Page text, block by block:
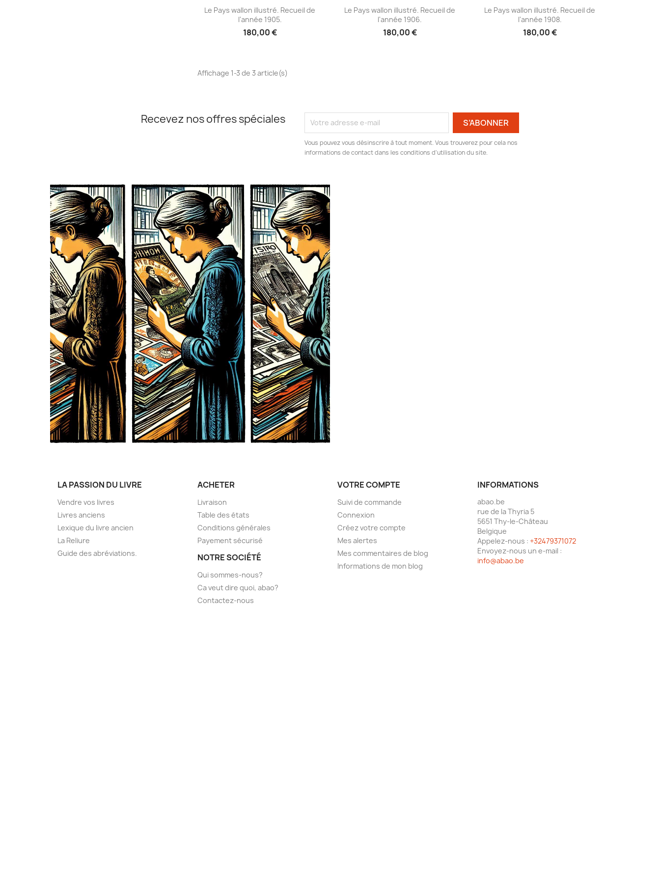
Aperçu rapide
Le Pays wallon illustré. Recueil de
l'année 1905.
180,00 €
Aperçu rapide
Le Pays wallon illustré. Recueil de
l'année 1906.
180,00 €
Aperçu rapide
Le Pays wallon illustré. Recueil de
l'année 1908.
180,00 €
Affichage 1-3 de 3 article(s)
Recevez nos offres spéciales
Vous pouvez vous désinscrire à tout moment. Vous trouverez pour cela nos
informations de contact dans les conditions d'utilisation du site.
LA PASSION DU LIVRE
Vendre vos livres
Livres anciens
Lexique du livre ancien
La Reliure
Guide des abréviations.
ACHETER
Livraison
Table des états
Conditions générales
Payement sécurisé
NOTRE SOCIÉTÉ
Qui sommes-nous?
Ca veut dire quoi, abao?
Contactez-nous
VOTRE COMPTE
Suivi de commande
Connexion
Créez votre compte
Mes alertes
Mes commentaires de blog
Informations de mon blog
INFORMATIONS
abao.be
rue de la Thyria 5
5651 Thy-le-Château
Belgique
Appelez-nous : +32479371072
Envoyez-nous un e-mail :
info@abao.be